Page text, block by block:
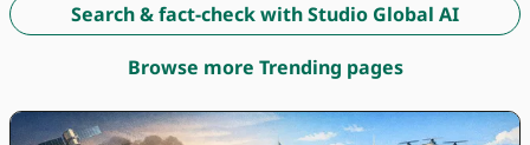
Search & fact-check with Studio Global AI
Browse more Trending pages